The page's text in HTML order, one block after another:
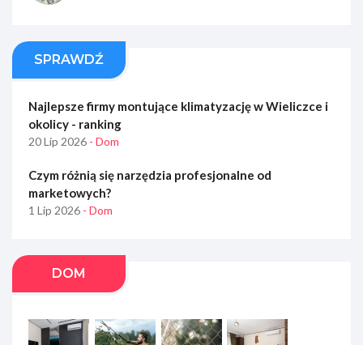
SPRAWDŹ
Najlepsze firmy montujące klimatyzację w Wieliczce i
okolicy - ranking
20 Lip 2026 - Dom
Czym różnią się narzędzia profesjonalne od
marketowych?
1 Lip 2026 - Dom
DOM